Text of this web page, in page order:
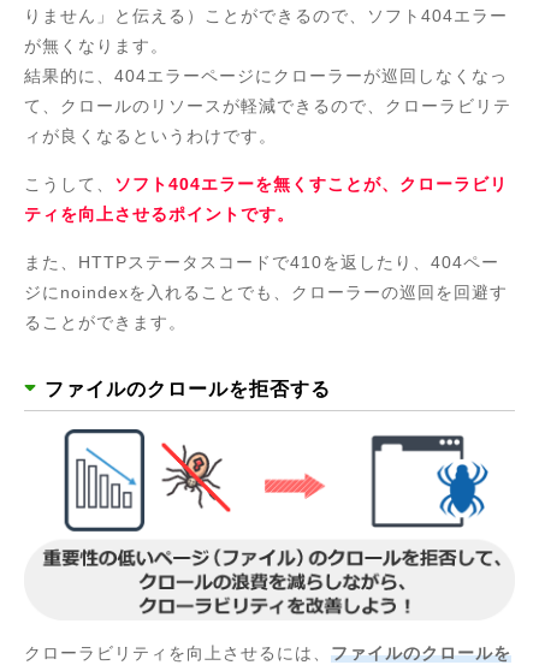
りません」と伝える）ことができるので、ソフト404エラー
が無くなります。
結果的に、404エラーページにクローラーが巡回しなくなっ
て、クロールのリソースが軽減できるので、クローラビリテ
ィが良くなるというわけです。
こうして、 ソフト404エラーを無くすことが、クローラビリ
ティを向上させるポイントです。
また、HTTPステータスコードで410を返したり、404ペー
ジにnoindexを入れることでも、クローラーの巡回を回避す
ることができます。
ファイルのクロールを拒否する
クローラビリティを向上させるには、 ファイルのクロールを